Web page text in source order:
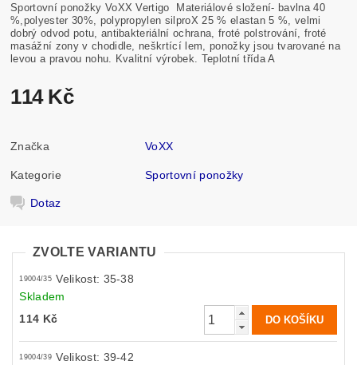
Sportovní ponožky VoXX Vertigo Materiálové složení- bavlna 40
%,polyester 30%, polypropylen silproX 25 % elastan 5 %, velmi
dobrý odvod potu, antibakteriální ochrana, froté polstrování, froté
masážní zony v chodidle, neškrtící lem, ponožky jsou tvarované na
levou a pravou nohu. Kvalitní výrobek. Teplotní třída A
114 Kč
Značka VoXX
Kategorie Sportovní ponožky
Dotaz
ZVOLTE VARIANTU
19004/35 Velikost: 35-38
Skladem
114 Kč
19004/39 Velikost: 39-42